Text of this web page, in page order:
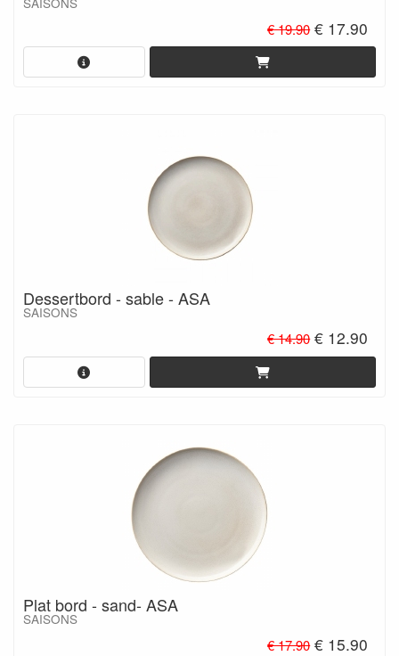
€ 19.90€ 17.90
Dessertbord - sable - ASA
SAISONS
€ 14.90€ 12.90
Plat bord - sand- ASA
SAISONS
€ 17.90€ 15.90